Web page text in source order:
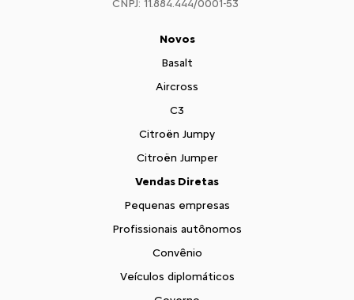
CNPJ: 11.884.444/0001-53
Novos
Basalt
Aircross
C3
Citroën Jumpy
Citroën Jumper
Vendas Diretas
Pequenas empresas
Profissionais autônomos
Convênio
Veículos diplomáticos